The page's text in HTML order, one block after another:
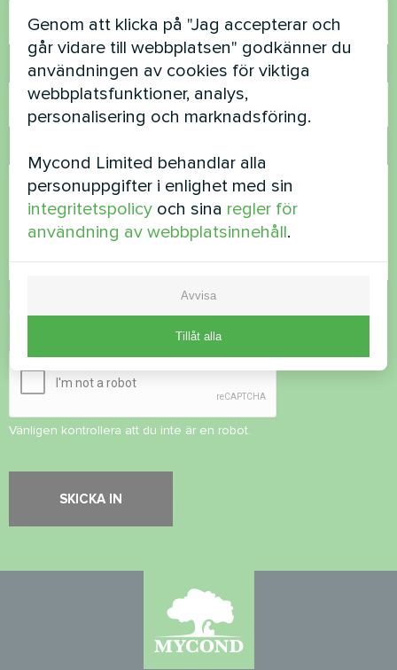
E-post
Vänligen kontrollera att du inte är en robot.
Genom att klicka på "Jag accepterar och
går vidare till webbplatsen" godkänner du
användningen av cookies för viktiga
webbplatsfunktioner, analys,
personalisering och marknadsföring.
Mycond Limited behandlar alla
personuppgifter i enlighet med sin
integritetspolicy och sina regler för
användning av webbplatsinnehåll.
Avvisa
Tillåt alla